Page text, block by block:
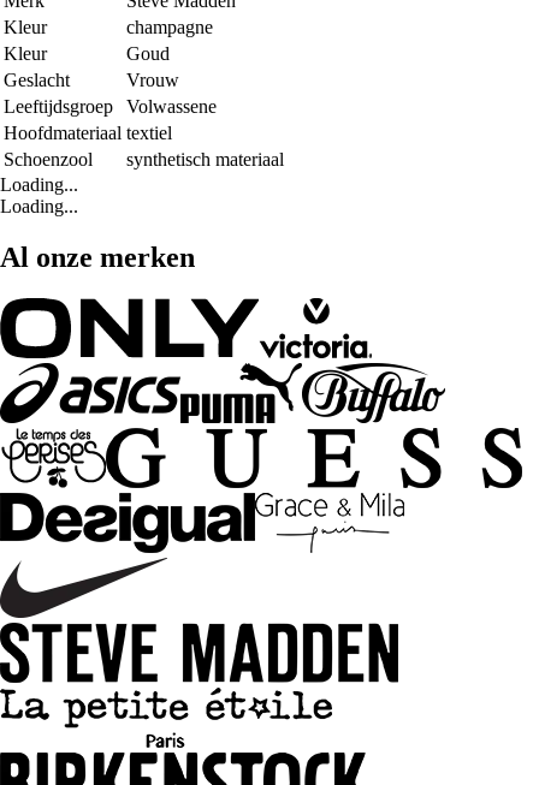
Kleur
champagne
Kleur
Goud
Geslacht
Vrouw
Leeftijdsgroep
Volwassene
Hoofdmateriaal textiel
Schoenzool
synthetisch materiaal
Loading...
Loading...
Al onze merken